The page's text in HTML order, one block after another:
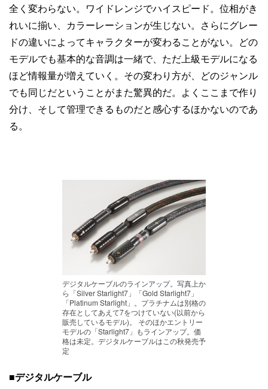
全く変わらない。ワイドレンジでハイスピード。位相がき
れいに揃い、カラーレーションが生じない。さらにグレー
ドの違いによってキャラクターが変わることがない。どの
モデルでも基本的な音調は一緒で、ただ上級モデルになる
ほど情報量が増えていく。その変わり方が、どのジャンル
でも同じだということがまた驚異的だ。よくここまで作り
分け、そして管理できるものだと感心するほかないのであ
る。
デジタルケーブルのラインアップ。写真上か
ら「Silver Starlight7」「Gold Starlight7」
「Platinum Starlight」。プラチナムは別格の
存在としてあえて7をつけていない(以前から
販売しているモデル)。 そのほかエントリー
モデルの「Starlight7」もラインアップ。価
格は未定。デジタルケーブルはこの秋発売予
定
■デジタルケーブル